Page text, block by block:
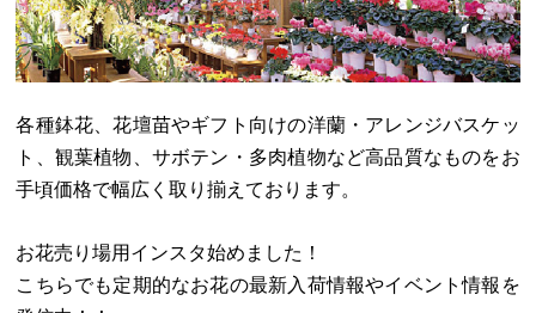
各種鉢花、花壇苗やギフト向けの洋蘭・アレンジバスケッ
ト、観葉植物、サボテン・多肉植物など高品質なものをお
手頃価格で幅広く取り揃えております。
お花売り場用インスタ始めました！
こちらでも定期的なお花の最新入荷情報やイベント情報を